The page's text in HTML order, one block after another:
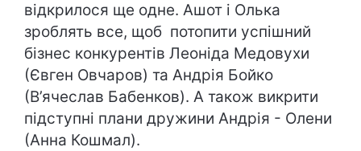
відкрилося ще одне. Ашот і Олька
зроблять все, щоб потопити успішний
бізнес конкурентів Леоніда Медовухи
(Євген Овчаров) та Андрія Бойко
(В’ячеслав Бабенков). А також викрити
підступні плани дружини Андрія - Олени
(Анна Кошмал).